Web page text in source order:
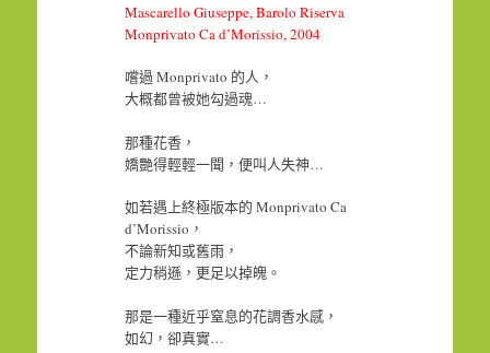
Mascarello Giuseppe, Barolo Riserva
Monprivato Ca d’Morissio, 2004
嚐過 Monprivato 的人，
大概都曾被她勾過魂…
那種花香，
嬌艷得輕輕一聞，便叫人失神…
如若遇上終極版本的 Monprivato Ca
d’Morissio，
不論新知或舊雨，
定力稍遜，更足以掉魄。
那是一種近乎窒息的花調香水感，
如幻，卻真實…